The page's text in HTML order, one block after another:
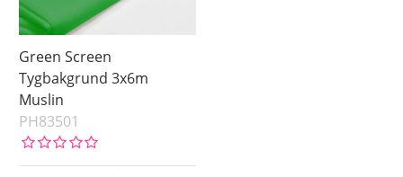
Green Screen
Tygbakgrund 3x6m
Muslin
PH83501